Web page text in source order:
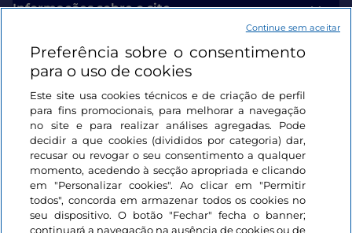
Informações sobre o site
Ligações úteis
Iniciar sessão
Mantenha-se em contacto
Preferência sobre o consentimento
para o uso de cookies
Este site usa cookies técnicos e de criação de perfil
para fins promocionais, para melhorar a navegação
no site e para realizar análises agregadas. Pode
decidir a que cookies (divididos por categoria) dar,
recusar ou revogar o seu consentimento a qualquer
momento, acedendo à secção apropriada e clicando
em "Personalizar cookies". Ao clicar em "Permitir
todos", concorda em armazenar todos os cookies no
seu dispositivo. O botão "Fechar" fecha o banner;
continuará a navegação na ausência de cookies ou de
Continue sem aceitar